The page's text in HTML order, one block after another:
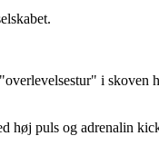
i
høj puls og adrenalin